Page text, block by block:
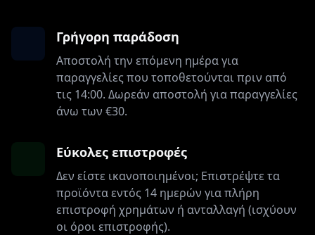
Γρήγορη παράδοση
Αποστολή την επόμενη ημέρα για
παραγγελίες που τοποθετούνται πριν από
τις 14:00. Δωρεάν αποστολή για παραγγελίες
άνω των €30.
Εύκολες επιστροφές
Δεν είστε ικανοποιημένοι; Επιστρέψτε τα
προϊόντα εντός 14 ημερών για πλήρη
επιστροφή χρημάτων ή ανταλλαγή (ισχύουν
οι όροι επιστροφής).